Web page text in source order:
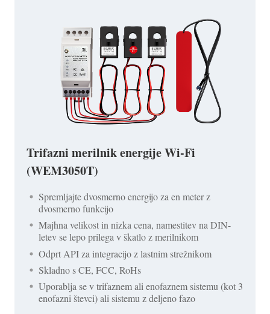
Trifazni merilnik energije Wi-Fi
(WEM3050T)
Spremljajte dvosmerno energijo za en meter z
dvosmerno funkcijo
Majhna velikost in nizka cena, namestitev na DIN-
letev se lepo prilega v škatlo z merilnikom
Odprt API za integracijo z lastnim strežnikom
Skladno s CE, FCC, RoHs
Uporablja se v trifaznem ali enofaznem sistemu (kot 3
enofazni števci) ali sistemu z deljeno fazo